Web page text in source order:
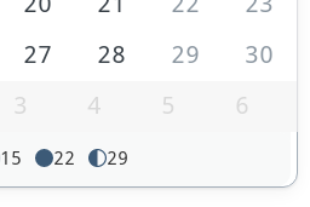
27 28 29
30
3 4 5 6
15 22 29